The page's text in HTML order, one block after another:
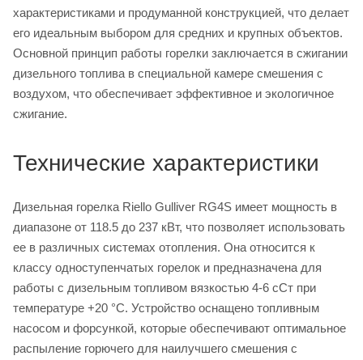
характеристиками и продуманной конструкцией, что делает
его идеальным выбором для средних и крупных объектов.
Основной принцип работы горелки заключается в сжигании
дизельного топлива в специальной камере смешения с
воздухом, что обеспечивает эффективное и экологичное
сжигание.
Технические характеристики
Дизельная горелка Riello Gulliver RG4S имеет мощность в
диапазоне от 118.5 до 237 кВт, что позволяет использовать
ее в различных системах отопления. Она относится к
классу одноступенчатых горелок и предназначена для
работы с дизельным топливом вязкостью 4-6 сСт при
температуре +20 °C. Устройство оснащено топливным
насосом и форсункой, которые обеспечивают оптимальное
распыление горючего для наилучшего смешения с